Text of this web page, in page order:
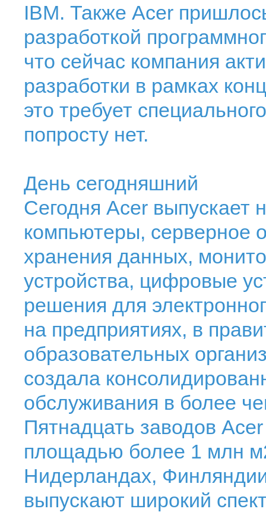
IBM. Также Acer
разработкой
что сейчас компания
разработки в рамках
это требует
попросту нет.
День сегодняшний
Сегодня Acer выпускает
компьютеры, серверное
хранения данных,
устройства, цифровые
решения для
на предприятиях, в
образовательных
создала
обслуживания в более
Пятнадцать заводов
площадью более 1 млн
Нидерландах,
выпускают широкий